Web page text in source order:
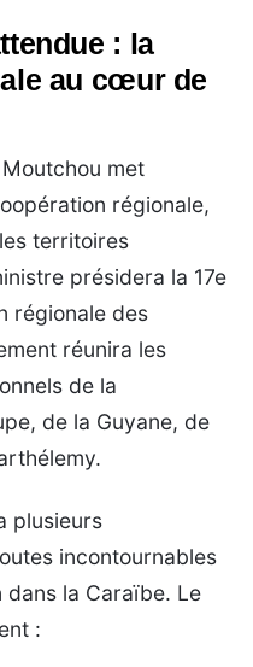
: la
au cœur de
met
régionale,
territoires
présidera la 17e
régionale des
réunira les
de la
de la Guyane, de
plusieurs
incontournables
dans la Caraïbe. Le
: